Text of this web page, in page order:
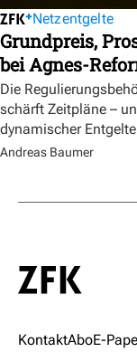
Netzentgelte
Grundpreis,
bei Agnes-
Die
schärft Zeitpläne –
dynamischer
Andreas Baumer
KontaktAboE-